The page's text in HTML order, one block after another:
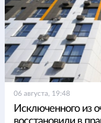
06 августа, 19:48
Исключенного из